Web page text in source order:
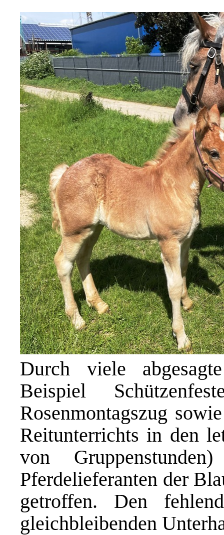
Durch viele
Beispiel
Rosenmontagszug
Reitunterrichts in den
von
Pferdelieferanten der
getroffen. Den
gleichbleibenden